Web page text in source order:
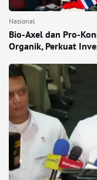
Nasional
Bio-Axel dan Pro-
Organik, Perkuat